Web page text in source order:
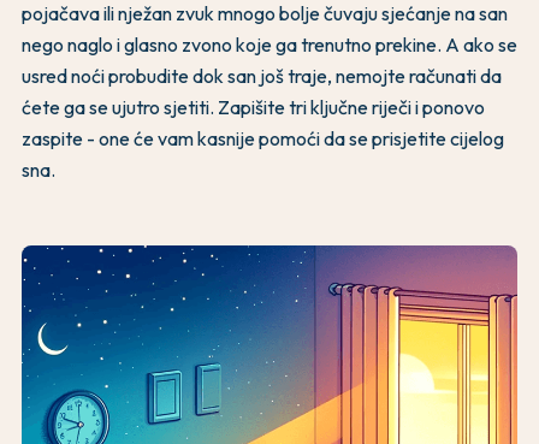
pojačava ili nježan zvuk mnogo bolje čuvaju sjećanje na san
nego naglo i glasno zvono koje ga trenutno prekine. A ako se
usred noći probudite dok san još traje, nemojte računati da
ćete ga se ujutro sjetiti. Zapišite tri ključne riječi i ponovo
zaspite - one će vam kasnije pomoći da se prisjetite cijelog
sna.